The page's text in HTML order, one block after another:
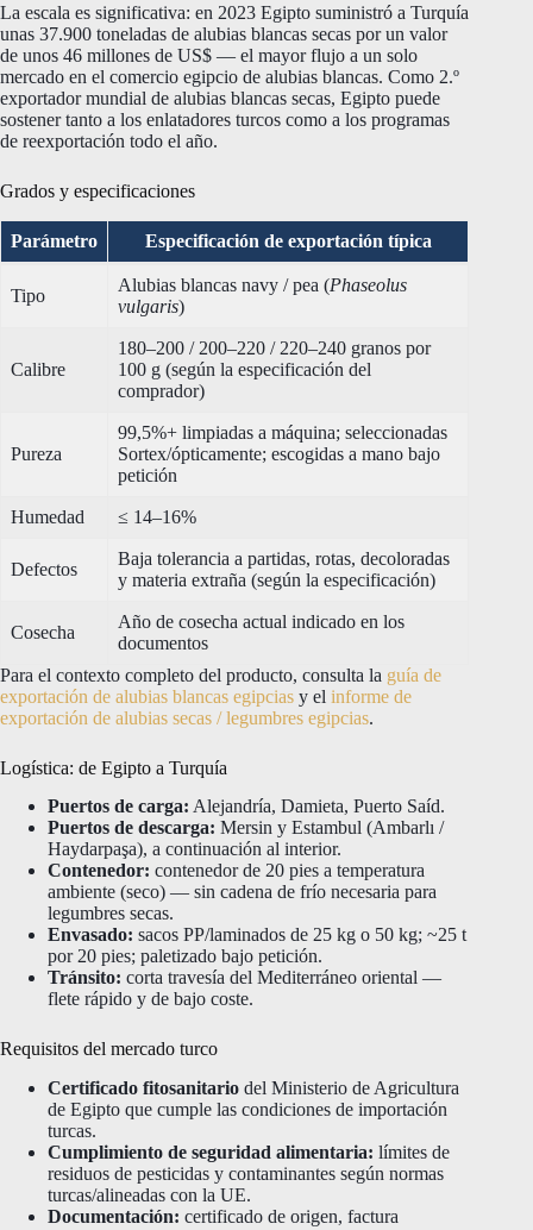
La escala es significativa: en 2023 Egipto suministró a Turquía
unas 37.900 toneladas de alubias blancas secas por un valor
de unos 46 millones de US$ — el mayor flujo a un solo
mercado en el comercio egipcio de alubias blancas. Como 2.º
exportador mundial de alubias blancas secas, Egipto puede
sostener tanto a los enlatadores turcos como a los programas
de reexportación todo el año.
Grados y especificaciones
Parámetro Especificación de exportación típica
Tipo
Alubias blancas navy / pea (Phaseolus
vulgaris)
Calibre
180–200 / 200–220 / 220–240 granos por
100 g (según la especificación del
comprador)
Pureza
99,5%+ limpiadas a máquina; seleccionadas
Sortex/ópticamente; escogidas a mano bajo
petición
Humedad ≤ 14–16%
Defectos
Baja tolerancia a partidas, rotas, decoloradas
y materia extraña (según la especificación)
Cosecha
Año de cosecha actual indicado en los
documentos
Para el contexto completo del producto, consulta la guía de
exportación de alubias blancas egipcias y el informe de
exportación de alubias secas / legumbres egipcias.
Logística: de Egipto a Turquía
Puertos de carga: Alejandría, Damieta, Puerto Saíd.
Puertos de descarga: Mersin y Estambul (Ambarlı /
Haydarpaşa), a continuación al interior.
Contenedor: contenedor de 20 pies a temperatura
ambiente (seco) — sin cadena de frío necesaria para
legumbres secas.
Envasado: sacos PP/laminados de 25 kg o 50 kg; ~25 t
por 20 pies; paletizado bajo petición.
Tránsito: corta travesía del Mediterráneo oriental —
flete rápido y de bajo coste.
Requisitos del mercado turco
Certificado fitosanitario del Ministerio de Agricultura
de Egipto que cumple las condiciones de importación
turcas.
Cumplimiento de seguridad alimentaria: límites de
residuos de pesticidas y contaminantes según normas
turcas/alineadas con la UE.
Documentación: certificado de origen, factura